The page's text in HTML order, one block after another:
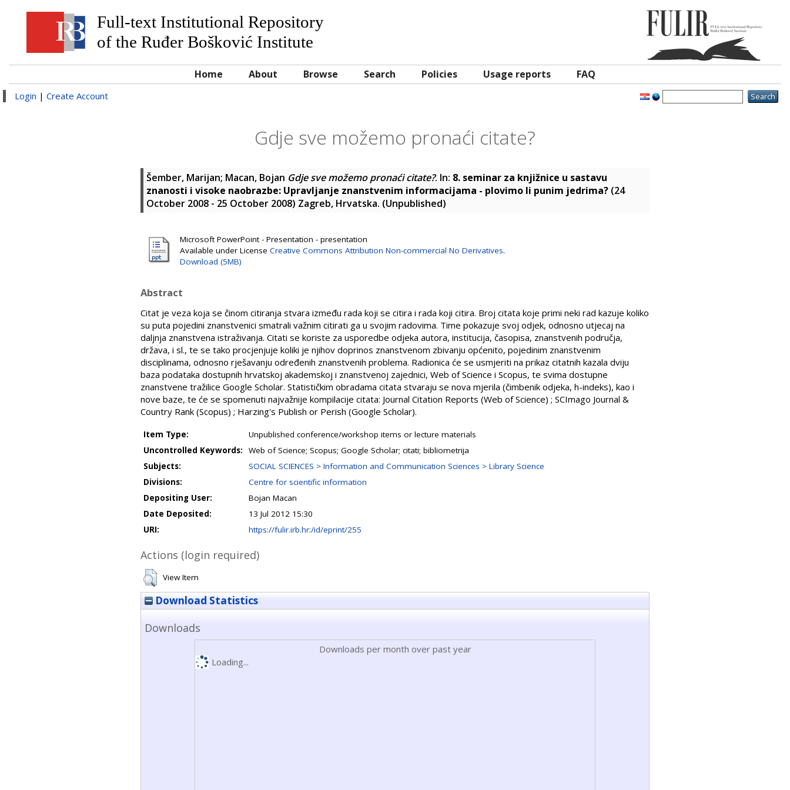
Full-text Institutional Repository
of the Ruđer Bošković Institute
Home About Browse Search Policies Usage reports FAQ
Login | Create Account
Gdje sve možemo pronaći citate?
Šember, Marijan; Macan, Bojan Gdje sve možemo pronaći citate?. In: 8. seminar za knjižnice u sastavu
znanosti i visoke naobrazbe: Upravljanje znanstvenim informacijama - plovimo li punim jedrima? (24
October 2008 - 25 October 2008) Zagreb, Hrvatska. (Unpublished)
Microsoft PowerPoint - Presentation - presentation
Available under License Creative Commons Attribution Non-commercial No Derivatives.
Download (5MB)
Abstract
Citat je veza koja se činom citiranja stvara između rada koji se citira i rada koji citira. Broj citata koje primi neki rad kazuje koliko
su puta pojedini znanstvenici smatrali važnim citirati ga u svojim radovima. Time pokazuje svoj odjek, odnosno utjecaj na
daljnja znanstvena istraživanja. Citati se koriste za usporedbe odjeka autora, institucija, časopisa, znanstvenih područja,
država, i sl., te se tako procjenjuje koliki je njihov doprinos znanstvenom zbivanju općenito, pojedinim znanstvenim
disciplinama, odnosno rješavanju određenih znanstvenih problema. Radionica će se usmjeriti na prikaz citatnih kazala dviju
baza podataka dostupnih hrvatskoj akademskoj i znanstvenoj zajednici, Web of Science i Scopus, te svima dostupne
znanstvene tražilice Google Scholar. Statističkim obradama citata stvaraju se nova mjerila (čimbenik odjeka, h-indeks), kao i
nove baze, te će se spomenuti najvažnije kompilacije citata: Journal Citation Reports (Web of Science) ; SCImago Journal &
Country Rank (Scopus) ; Harzing's Publish or Perish (Google Scholar).
Item Type:
Unpublished conference/workshop items or lecture materials
Uncontrolled Keywords:
Web of Science; Scopus; Google Scholar; citati; bibliometrija
Subjects:
SOCIAL SCIENCES > Information and Communication Sciences > Library Science
Divisions:
Centre for scientific information
Depositing User:
Bojan Macan
Date Deposited:
13 Jul 2012 15:30
URI:
https://fulir.irb.hr:/id/eprint/255
Actions (login required)
View Item
Download Statistics
Downloads
Downloads per month over past year
Loading...